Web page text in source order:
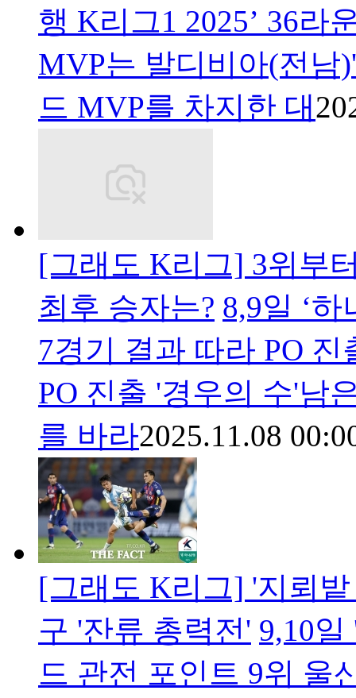
행 K리그1 2025’ 36라
MVP는 발디비아(전남
드 MVP를 차지한 대
[그래도 K리그] 3위부
최후 승자는? 8,9일 ‘
7경기 결과 따라 PO
PO 진출 '경우의 수'남
를 바라2025.11.08
[그래도 K리그] '지뢰밭
구 '잔류 총력전' 9,10
드 관전 포인트 9위 울